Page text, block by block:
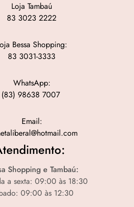
Loja Tambaú
83 3023 2222
Bessa Shopping:
83 3031-3333
WhatsApp:
(83) 98638 7007
Email:
Shopping e Tambaú:
a sexta: 09:00 às 18:30
09:00 às 12:30